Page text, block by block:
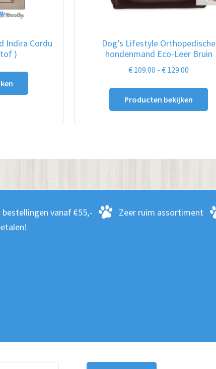
Indira Cordu
)
Dog’s Lifestyle Orthopedische
hondenmand Eco-Leer Bruin
€ 109.00 - € 129.00
€ 129.00
Producten bekijken
vanaf €55,- Zeer ruim assortiment